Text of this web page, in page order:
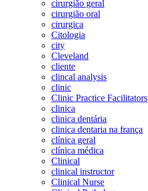
cirurgião geral
cirurgião oral
cirurgica
Citologia
city
Cleveland
cliente
clincal analysis
clinic
Clinic Practice Facilitators
clinica
clinica dentária
clinica dentaria na frança
clínica geral
clínica médica
Clinical
clinical instructor
Clinical Nurse